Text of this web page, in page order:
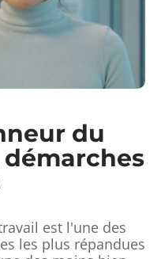
du
est l'une des
les plus répandues